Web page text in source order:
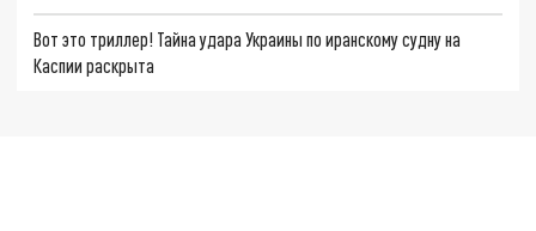
Вот это триллер! Тайна удара Украины по иранскому судну на
Каспии раскрыта